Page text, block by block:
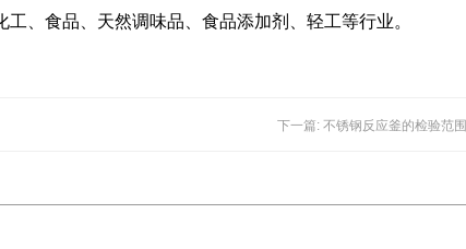
、食品、天然调味品、食品添加剂、轻工等行业。
下一篇: 不锈钢反应釜的检验范围